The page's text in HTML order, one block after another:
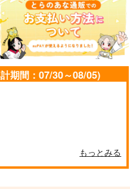
期間：07/30～08/05)
もっとみる